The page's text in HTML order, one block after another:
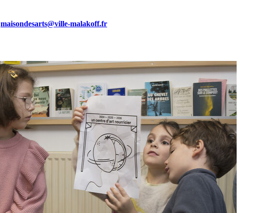
maisondesarts@ville-malakoff.fr